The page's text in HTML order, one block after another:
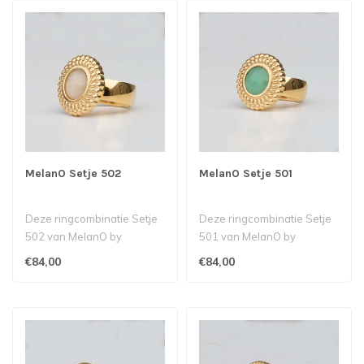
MelanO Setje 502
Deze ringcombinatie Setje
502 van MelanO by
€84,00
MelanO Setje 501
Deze ringcombinatie Setje
501 van MelanO by
€84,00